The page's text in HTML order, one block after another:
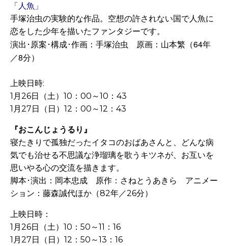
「人魚」
手塚治虫の実験的な作品。空想の許されない国で人魚に
恋をした少年を描いたファンタジーです。
演出･原案･構成･作画：手塚治虫 原画：山本繁（64年
／8分）
上映日時:
1月26日（土）10：00～10：43
1月27日（日）12：00～12：43
『おこんじょうるり』
寝たきりで孤独だったイタコのおばあさんと、どんな病
気でも治せる不思議な浄瑠璃を歌うキツネが、お互いを
思いやる心の交流を描きます。
脚本･演出：岡本忠成 原作：さねとうあきら アニメー
ション：藤森誠代ほか（82年／26分）
上映日時：
1月26日（土）10：50～11：16
1月27日（日）12：50～13：16